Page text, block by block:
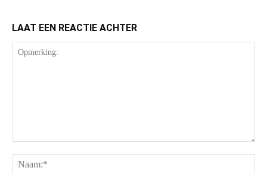
LAAT EEN REACTIE ACHTER